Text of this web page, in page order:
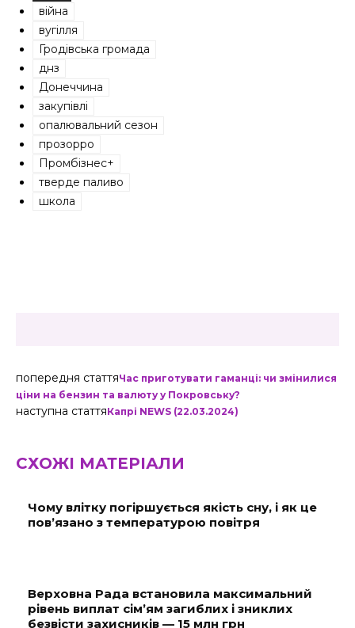
війна
вугілля
Гродівська громада
днз
Донеччина
закупівлі
опалювальний сезон
прозорро
Промбізнес+
тверде паливо
школа
попередня статтяЧас приготувати гаманці: чи змінилися
ціни на бензин та валюту у Покровську?
наступна статтяКапрі NEWS (22.03.2024)
СХОЖІ МАТЕРІАЛИ
Чому влітку погіршується якість сну, і як це
пов’язано з температурою повітря
Верховна Рада встановила максимальний
рівень виплат сім’ям загиблих і зниклих
безвісти захисників — 15 млн грн